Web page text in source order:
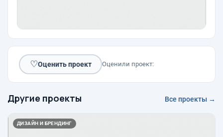
♡Оценить проект Оценили проект:
Другие проекты Все проекты →
ДИЗАЙН И БРЕНДИНГ